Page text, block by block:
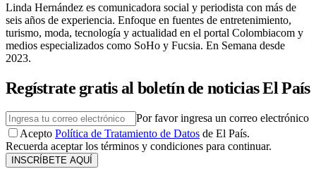
Linda Hernández es comunicadora social y periodista con más de
seis años de experiencia. Enfoque en fuentes de entretenimiento,
turismo, moda, tecnología y actualidad en el portal Colombiacom y
medios especializados como SoHo y Fucsia. En Semana desde
2023.
Regístrate gratis al boletín de noticias El País
Por favor ingresa un correo electrónico
Acepto Política de Tratamiento de Datos de El País.
Recuerda aceptar los términos y condiciones para continuar.
INSCRÍBETE AQUÍ